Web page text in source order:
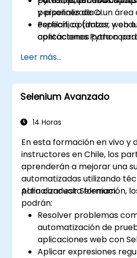
y pipelines de CI.
Perfilan, optimizar y
aplicaciones Python
Empaquetar, distribuir e
proyectos Python
herramientas
personalizada o un área
específica (datos, web
contáctenos para
Leer más...
Selenium Avanzado
14 Horas
En esta formación en vivo y
instructores en Chile, los
aprenderán a mejorar una
automatizadas utilizando
para conducir Selenium.
Al finalizar esta formación,
podrán:
Resolver problemas
automatización de
aplicaciones web con
Aplicar expresiones